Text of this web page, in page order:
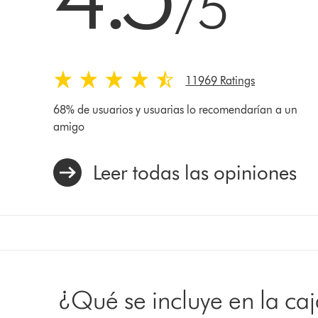
11969 Ratings
68% de usuarios y usuarias lo recomendarían a un
amigo
Leer todas las opiniones
¿Qué se incluye en la